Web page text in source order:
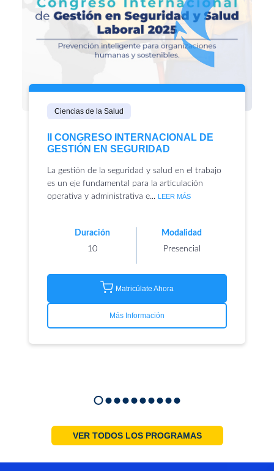
Ciencias de la Salud
II CONGRESO INTERNACIONAL DE
GESTIÓN EN SEGURIDAD
La gestión de la seguridad y salud en el trabajo
es un eje fundamental para la articulación
operativa y administrativa e... LEER MÁS
Modalidad
Presencial
Duración
10
Matricúlate Ahora
Más Información
VER TODOS LOS PROGRAMAS